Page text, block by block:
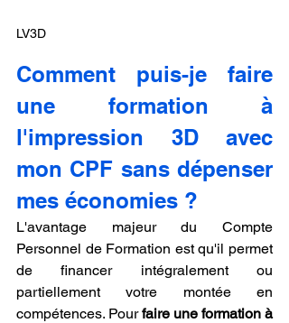
LV3D
Comment puis-je faire
une formation à
l'impression 3D avec
mon CPF sans dépenser
mes économies ?
L'avantage majeur du Compte
Personnel de Formation est qu'il permet
de financer intégralement ou
partiellement votre montée en
compétences. Pour faire une formation à